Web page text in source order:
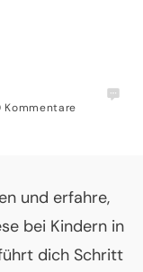
Kommentare
und erfahre,
bei Kindern in
dich Schritt